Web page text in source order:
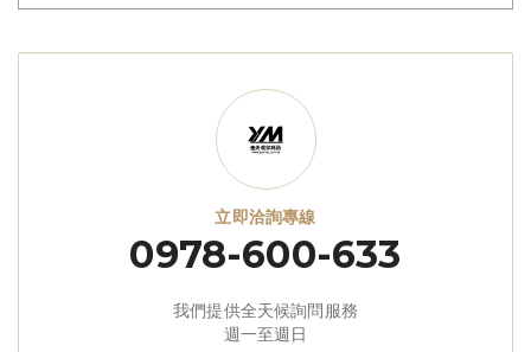
立即洽詢專線
0978-600-633
我們提供全天候詢問服務
週一至週日